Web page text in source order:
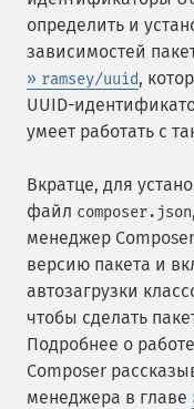
определить и
зависимостей
» ramsey/uuid,
UUID-
умеет работать с
Вкратце, для
файл composer.json
менеджер
версию пакета и
автозагрузки
чтобы сделать
Подробнее о
Composer
менеджера в главе